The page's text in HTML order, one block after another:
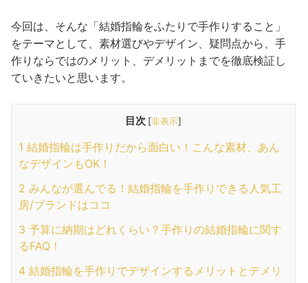
今回は、そんな「結婚指輪をふたりで手作りすること」
をテーマとして、素材選びやデザイン、疑問点から、手
作りならではのメリット、デメリットまでを徹底検証し
ていきたいと思います。
目次 [非表示]
1 結婚指輪は手作りだから面白い！こんな素材、あん
なデザインもOK！
2 みんなが選んでる！結婚指輪を手作りできる人気工
房/ブランドはココ
3 予算に納期はどれくらい？手作りの結婚指輪に関す
るFAQ！
4 結婚指輪を手作りでデザインするメリットとデメリ